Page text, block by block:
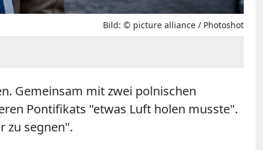
Bild: © picture alliance / Photoshot
Gemeinsam mit zwei polnischen
Pontifikats "etwas Luft holen musste".
zu segnen".